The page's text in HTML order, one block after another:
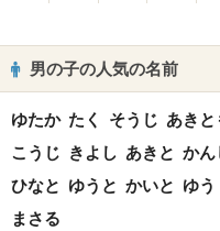
男の子の人気の名前
ゆたか たく そうじ あきと
こうじ きよし あきと かん
ひなと ゆうと かいと ゆう
まさる